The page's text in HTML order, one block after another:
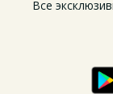
Все